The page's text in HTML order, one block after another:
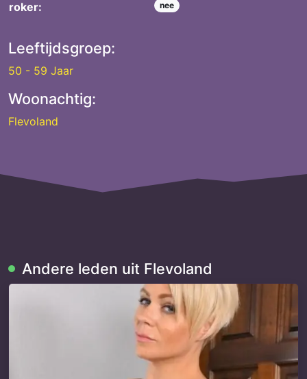
roker: nee
Leeftijdsgroep:
50 - 59 Jaar
Woonachtig:
Flevoland
Andere leden uit Flevoland